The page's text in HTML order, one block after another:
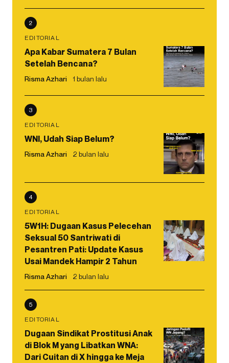
2
EDITORIAL
Apa Kabar Sumatera 7 Bulan
Setelah Bencana?
Risma Azhari 1 bulan lalu
3
EDITORIAL
WNI, Udah Siap Belum?
Risma Azhari 2 bulan lalu
4
EDITORIAL
5W1H: Dugaan Kasus Pelecehan
Seksual 50 Santriwati di
Pesantren Pati: Update Kasus
Usai Mandek Hampir 2 Tahun
Risma Azhari 2 bulan lalu
5
EDITORIAL
Dugaan Sindikat Prostitusi Anak
di Blok M yang Libatkan WNA:
Dari Cuitan di X hingga ke Meja